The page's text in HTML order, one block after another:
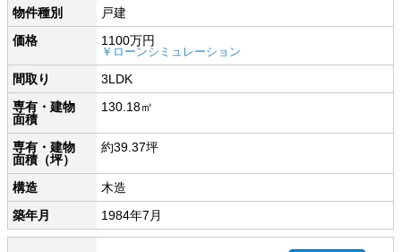
物件種別
戸建
価格
1100万円
￥ローンシミュレーション
間取り
3LDK
専有・建物
面積
130.18㎡
専有・建物
面積（坪）
約39.37坪
構造
木造
築年月
1984年7月